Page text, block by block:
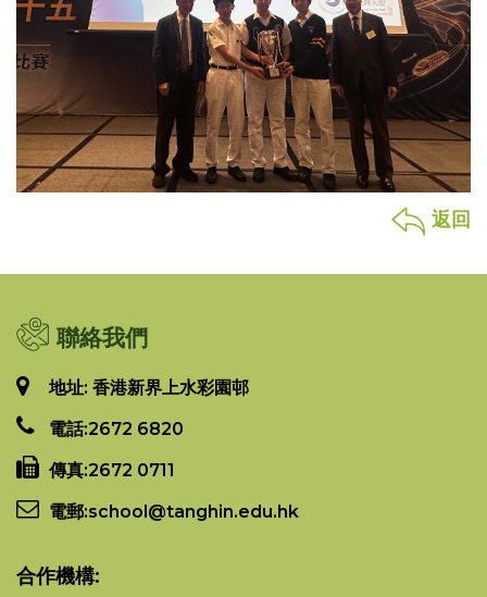
返回
聯絡我們
地址: 香港新界上水彩園邨
電話:2672 6820
傳真:2672 0711
電郵:school@tanghin.edu.hk
合作機構: